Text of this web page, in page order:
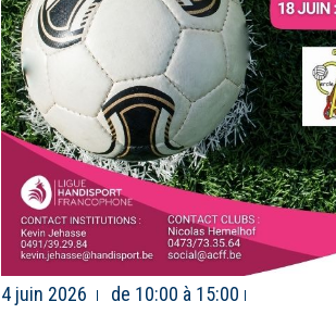
4 juin 2026
de 10:00 à 15:00